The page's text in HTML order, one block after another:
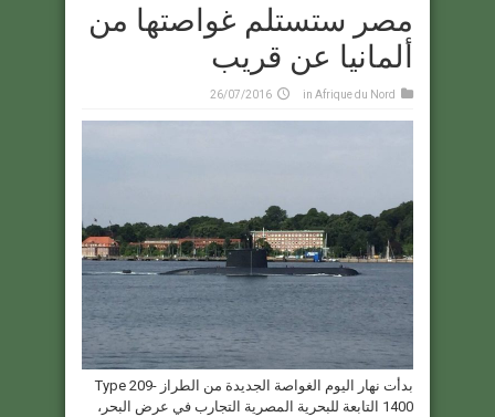
مصر ستستلم غواصتها من
ألمانيا عن قريب
in Afrique du Nord
26/07/2016
بدأت نهار اليوم الغواصة الجديدة من الطراز Type 209-
1400 التابعة للبحرية المصرية التجارب في عرض البحر،